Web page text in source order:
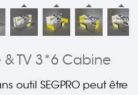
& TV 3*6 Cabine
outil SEGPRO peut être